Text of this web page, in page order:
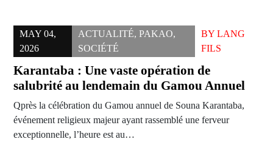
MAY 04,
2026
ACTUALITÉ, PAKAO,
SOCIÉTÉ
BY LANG
FILS
Karantaba : Une vaste opération de
salubrité au lendemain du Gamou Annuel
Qprès la célébration du Gamou annuel de Souna Karantaba,
événement religieux majeur ayant rassemblé une ferveur
exceptionnelle, l’heure est au…